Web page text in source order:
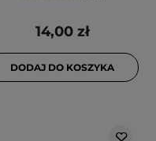
14,00 zł
DODAJ DO KOSZYKA